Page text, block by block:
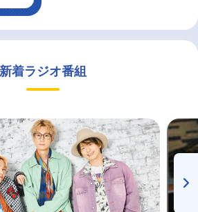
新着ラジオ番組